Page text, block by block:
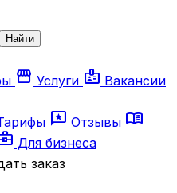
Найти
storefront Услуги badge Вакансии
reviews Отзывы menu_book
Для бизнеса
заказ